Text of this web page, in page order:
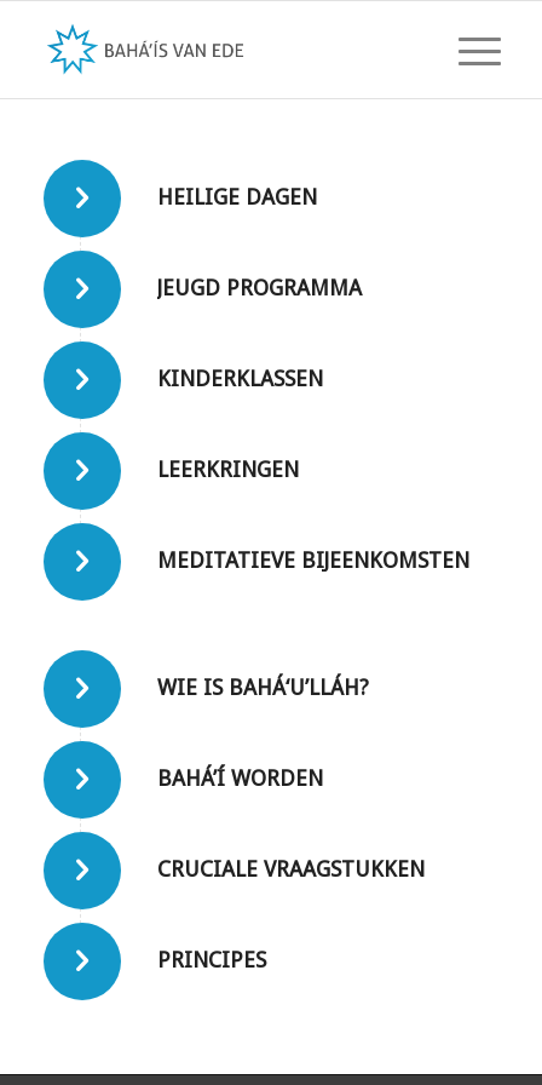
HEILIGE DAGEN
JEUGD PROGRAMMA
KINDERKLASSEN
LEERKRINGEN
MEDITATIEVE BIJEENKOMSTEN
WIE IS BAHÁ‘U’LLÁH?
BAHÁ’Í WORDEN
CRUCIALE VRAAGSTUKKEN
PRINCIPES